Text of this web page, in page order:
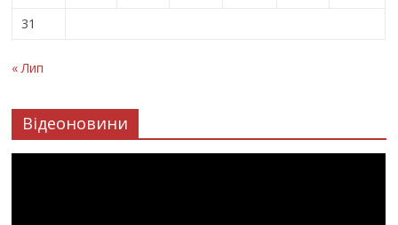
31
« Лип
Відеоновини